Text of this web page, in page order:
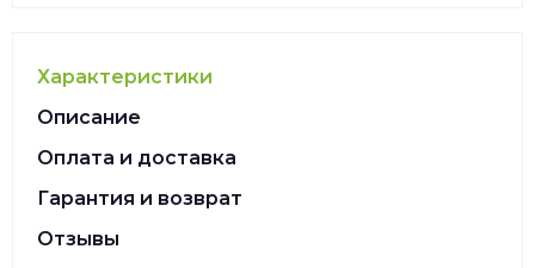
Характеристики
Описание
Оплата и доставка
Гарантия и возврат
Отзывы